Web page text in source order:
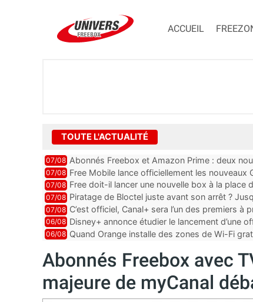
ACCUEIL
TOUTE L'ACTUALITÉ
07/08 Abonnés Freebox et Amazon Prime : deux
07/08 Free Mobile lance officiellement les nouveaux
des promos et des cadeaux
07/08 Free doit-il lancer une nouvelle box à la place
07/08 Piratage de Bloctel juste avant son arrêt ?
auraient fuité
07/08 C’est officiel, Canal+ sera l’un des premiers
Vision 2
06/08 Disney+ annonce étudier le lancement d’une
06/08 Quand Orange installe des zones de Wi-Fi
Abonnés Freebox avec
majeure de myCanal